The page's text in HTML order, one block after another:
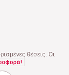
θέσεις. Οι